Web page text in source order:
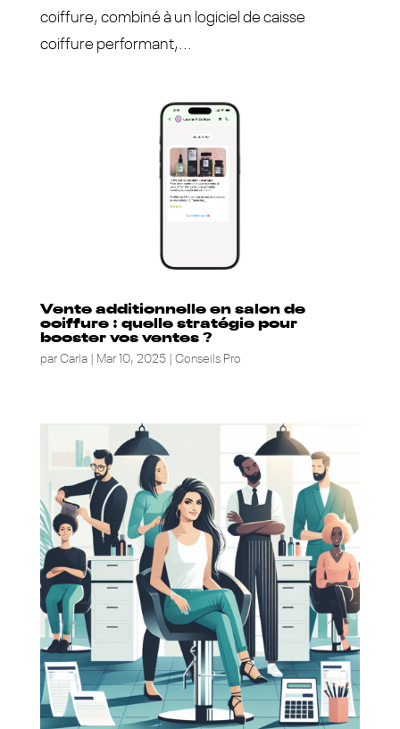
coiffure, combiné à un logiciel de caisse
coiffure performant,...
Vente additionnelle en salon de
coiffure : quelle stratégie pour
booster vos ventes ?
par Carla| Mar 10, 2025| Conseils Pro